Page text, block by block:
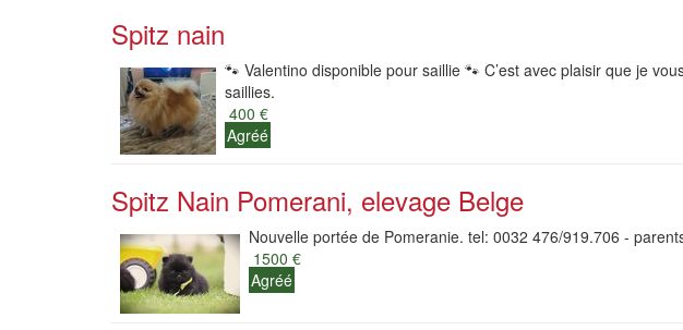
Spitz nain
🐾 Valentino disponible pour saillie 🐾 C’est avec plaisir que je
saillies.
400 €
Agréé
Spitz Nain Pomerani, elevage Belge
Nouvelle portée de Pomeranie. tel: 0032 476/919.706 -
1500 €
Agréé